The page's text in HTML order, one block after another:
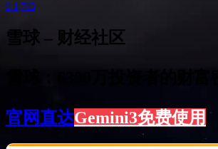
0 1,795
雪球 – 财经社区
官网直达Gemini3免费使用